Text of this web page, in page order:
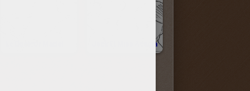
Jack Et Miss Acacia